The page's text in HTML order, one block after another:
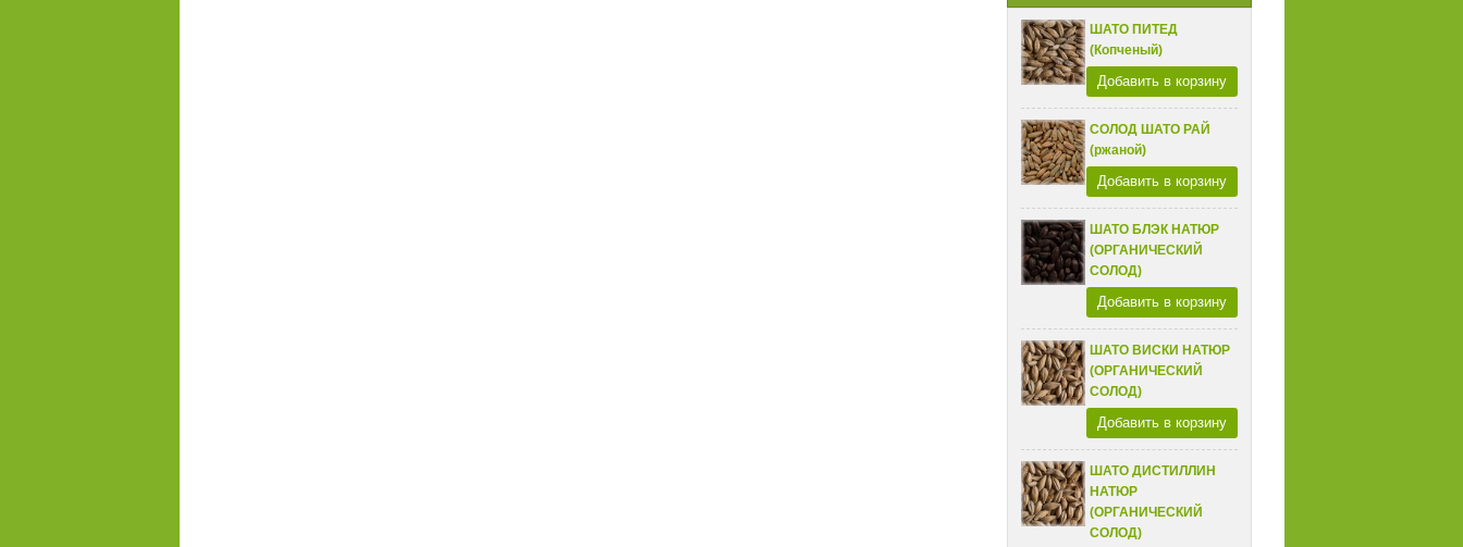
ШАТО ПИТЕД
(Копченый)
Добавить в корзину
СОЛОД ШАТО РАЙ
(ржаной)
Добавить в корзину
ШАТО БЛЭК НАТЮР
(ОРГАНИЧЕСКИЙ
СОЛОД)
Добавить в корзину
ШАТО ВИСКИ НАТЮР
(ОРГАНИЧЕСКИЙ
СОЛОД)
Добавить в корзину
ШАТО ДИСТИЛЛИН
НАТЮР
(ОРГАНИЧЕСКИЙ
СОЛОД)